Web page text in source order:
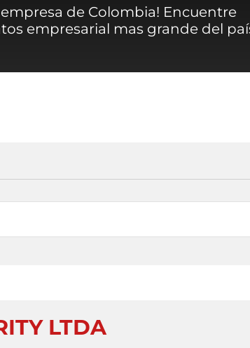
de Colombia! Encuentre
empresarial mas grande del
LTDA